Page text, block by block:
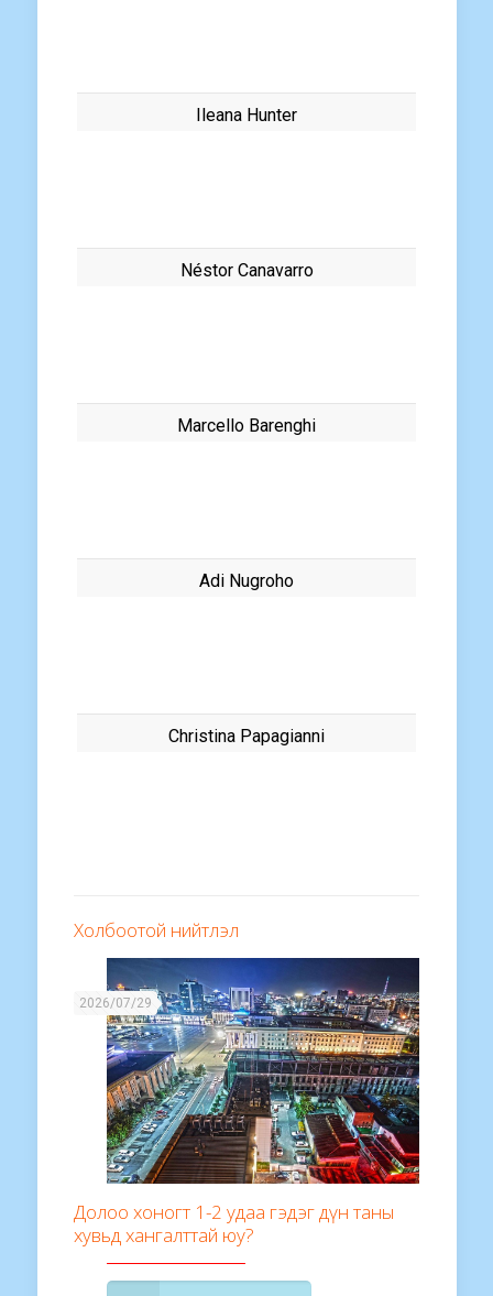
Ileana Hunter
Néstor Canavarro
Marcello Barenghi
Adi Nugroho
Christina Papagianni
Холбоотой нийтлэл
2026/07/29
Долоо хоногт 1-2 удаа гэдэг дүн таны
хувьд хангалттай юу?